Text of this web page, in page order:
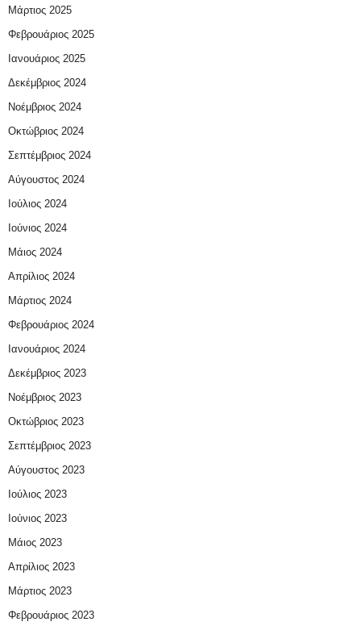
Μάρτιος 2025
Φεβρουάριος 2025
Ιανουάριος 2025
Δεκέμβριος 2024
Νοέμβριος 2024
Οκτώβριος 2024
Σεπτέμβριος 2024
Αύγουστος 2024
Ιούλιος 2024
Ιούνιος 2024
Μάιος 2024
Απρίλιος 2024
Μάρτιος 2024
Φεβρουάριος 2024
Ιανουάριος 2024
Δεκέμβριος 2023
Νοέμβριος 2023
Οκτώβριος 2023
Σεπτέμβριος 2023
Αύγουστος 2023
Ιούλιος 2023
Ιούνιος 2023
Μάιος 2023
Απρίλιος 2023
Μάρτιος 2023
Φεβρουάριος 2023